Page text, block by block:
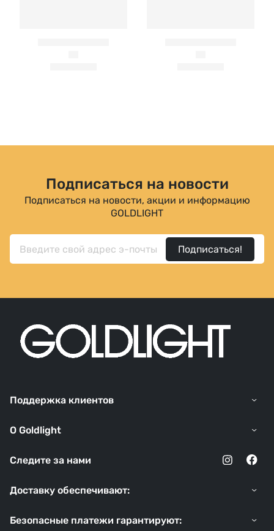
Подписаться на новости
Подписаться на новости, акции и информацию
GOLDLIGHT
Подписаться!
Поддержка клиентов
O Goldlight
Следите за нами
Доставку обеспечивают:
Безопасные платежи гарантируют: